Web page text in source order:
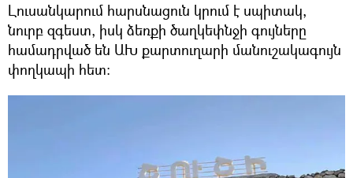
Լուսանկարում հարսնացուն կրում է սպիտակ,
նուրբ զգեստ, իսկ ձեռքի ծաղկեփնջի գույները
համադրված են ԱԽ քարտուղարի մանուշակագույն
փողկապի հետ: